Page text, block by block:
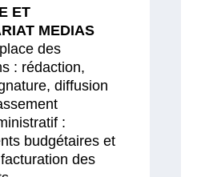
ET
MEDIAS
des
: rédaction,
diffusion
:
budgétaires et
des